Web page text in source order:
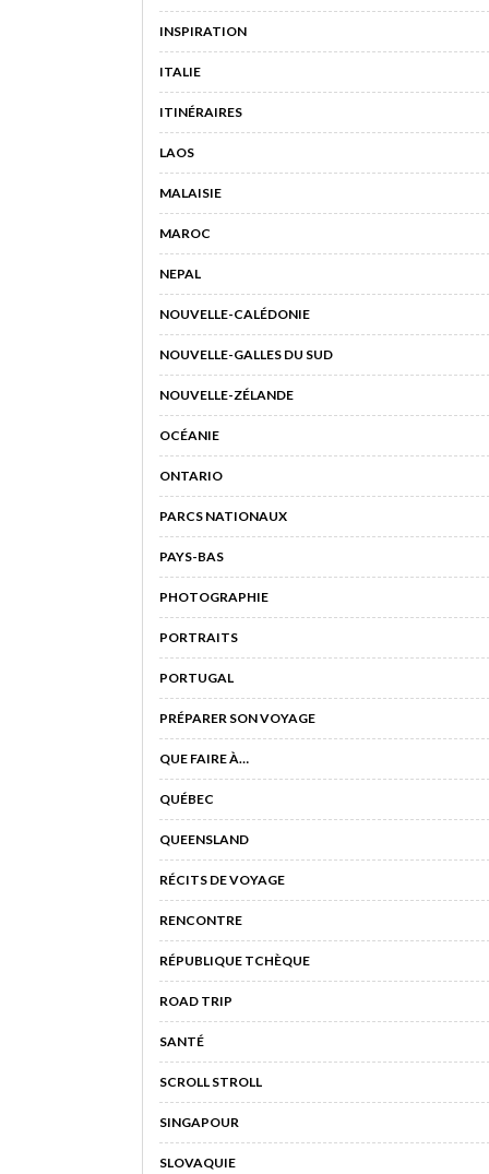
INSPIRATION
ITALIE
ITINÉRAIRES
LAOS
MALAISIE
MAROC
NEPAL
NOUVELLE-CALÉDONIE
NOUVELLE-GALLES DU SUD
NOUVELLE-ZÉLANDE
OCÉANIE
ONTARIO
PARCS NATIONAUX
PAYS-BAS
PHOTOGRAPHIE
PORTRAITS
PORTUGAL
PRÉPARER SON VOYAGE
QUE FAIRE À…
QUÉBEC
QUEENSLAND
RÉCITS DE VOYAGE
RENCONTRE
RÉPUBLIQUE TCHÈQUE
ROAD TRIP
SANTÉ
SCROLL STROLL
SINGAPOUR
SLOVAQUIE